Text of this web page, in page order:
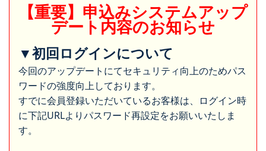
【重要】申込みシステムアップ
デート内容のお知らせ
▼初回ログインについて
今回のアップデートにてセキュリティ向上のためパス
ワードの強度向上しております。
すでに会員登録いただいているお客様は、ログイン時
に下記URLよりパスワード再設定をお願いいたしま
す。